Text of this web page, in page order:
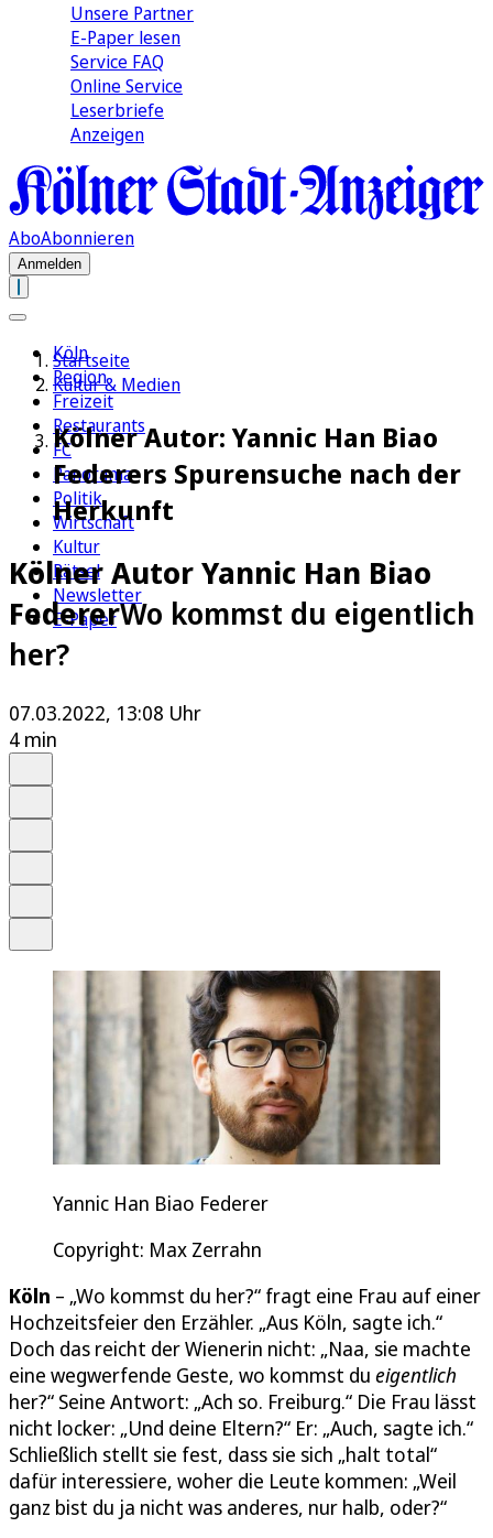
Unsere Partner
E-Paper lesen
Service FAQ
Online Service
Leserbriefe
Anzeigen
AboAbonnieren
Anmelden
Köln
Region
Freizeit
Restaurants
FC
Panorama
Politik
Wirtschaft
Kultur
Rätsel
Newsletter
E-Paper
Startseite
Kultur & Medien
Kölner Autor: Yannic Han Biao
Federers Spurensuche nach der
Herkunft
Kölner Autor Yannic Han Biao
FedererWo kommst du eigentlich
her?
07.03.2022, 13:08 Uhr
4 min
Yannic Han Biao Federer
Copyright: Max Zerrahn
Köln – „Wo kommst du her?“ fragt eine Frau auf einer
Hochzeitsfeier den Erzähler. „Aus Köln, sagte ich.“
Doch das reicht der Wienerin nicht: „Naa, sie machte
eine wegwerfende Geste, wo kommst du eigentlich
her?“ Seine Antwort: „Ach so. Freiburg.“ Die Frau lässt
nicht locker: „Und deine Eltern?“ Er: „Auch, sagte ich.“
Schließlich stellt sie fest, dass sie sich „halt total“
dafür interessiere, woher die Leute kommen: „Weil
ganz bist du ja nicht was anderes, nur halb, oder?“